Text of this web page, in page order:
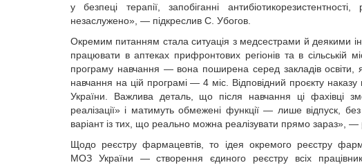
у безпеці терапії, запобіганні
незаслужено», — підкреслив С. Убогов.
Окремим питанням стала ситуація з медсестрами й деякими
працювати в аптеках прифронтових регіонів та в сільській
програму навчання — вона поширена серед закладів освіти,
навчання на цій програмі — 4 міс. Відповідний проєкту
України. Важлива деталь, що після навчання ці фахівці
реалізації» і матимуть обмежені функції — лише відпуск,
варіант із тих, що реально можна реалізувати прямо зараз», —
Щодо реєстру фармацевтів, то ідея окремого реєстру
МОЗ України — створення єдиного реєстру всіх